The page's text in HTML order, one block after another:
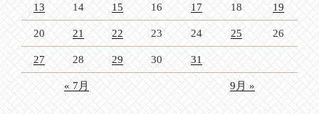
13 14 15 16 17 18 19
20 21 22 23 24 25 26
27 28 29 30 31
« 7月 9月 »